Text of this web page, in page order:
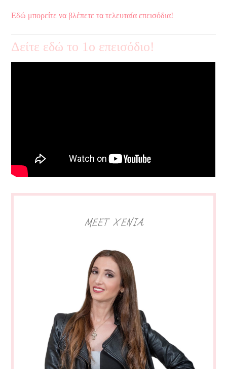
Εδώ μπορείτε να βλέπετε τα τελευταία επεισόδια!
Δείτε εδώ το 1ο επεισόδιο!
MEET XENIA